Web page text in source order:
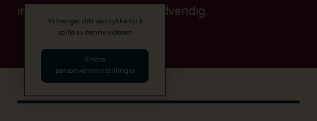
ingen betalingsdetaljer nødvendig.
Vi trenger ditt samtykke for å
spille av denne videoen
Endre
personverninnstillinger